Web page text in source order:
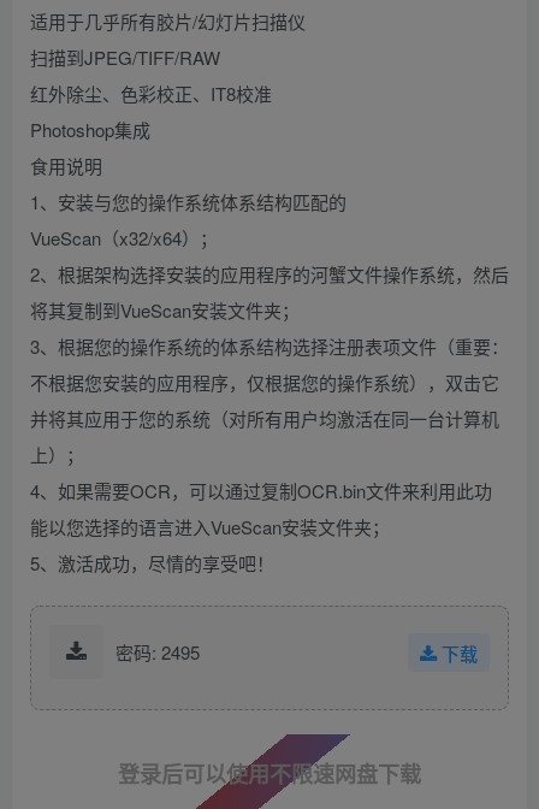
适用于几乎所有胶片/幻灯片扫描仪
扫描到JPEG/TIFF/RAW
红外除尘、色彩校正、IT8校准
Photoshop集成
食用说明
1、安装与您的操作系统体系结构匹配的
VueScan（x32/x64）；
2、根据架构选择安装的应用程序的河蟹文件操作系统，然后
将其复制到VueScan安装文件夹；
3、根据您的操作系统的体系结构选择注册表项文件（重要：
不根据您安装的应用程序，仅根据您的操作系统），双击它
并将其应用于您的系统（对所有用户均激活在同一台计算机
上）；
4、如果需要OCR，可以通过复制OCR.bin文件来利用此功
能以您选择的语言进入VueScan安装文件夹；
5、激活成功，尽情的享受吧！
密码: 2495 下载
登录后可以使用不限速网盘下载